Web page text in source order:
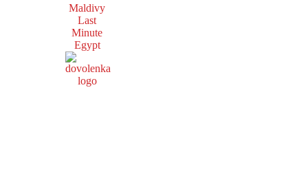
Maldivy
Last
Minute
Egypt